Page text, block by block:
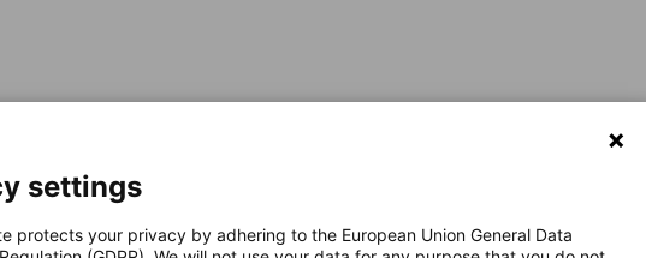
settings
protects your privacy by adhering to the European Union General Data